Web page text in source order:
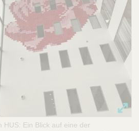
HUS: Ein Blick auf eine der